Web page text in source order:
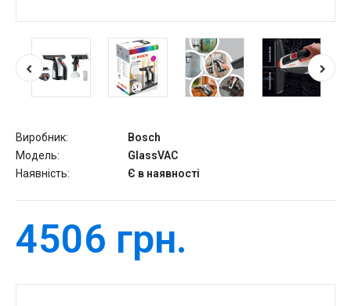
Виробник:
Bosch
Модель:
GlassVAC
Наявність:
Є в наявності
4506 грн.